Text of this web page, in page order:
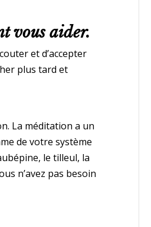
vous aider.
et d’accepter
plus tard et
La méditation a un
de votre système
le tilleul, la
n’avez pas besoin